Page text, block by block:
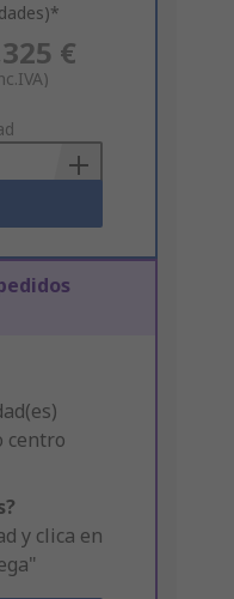
€
centro
y clica en